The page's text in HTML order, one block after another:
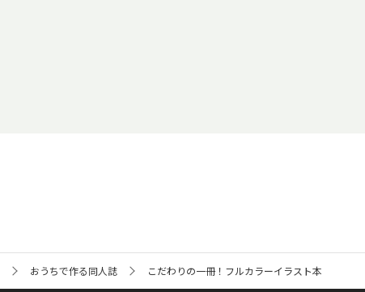
おうちで作る同人誌 こだわりの一冊！フルカラーイラスト本